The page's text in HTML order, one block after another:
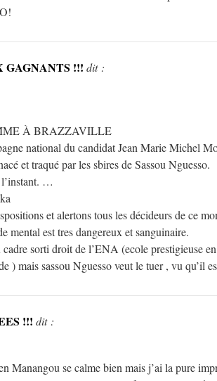
GAGNANTS !!! dit :
À BRAZZAVILLE
national du candidat Jean Marie Michel
et traqué par les sbires de Sassou Nguesso.
l’instant. …
et alertons tous les décideurs de ce
mental est tres dangereux et sanguinaire.
sorti droit de l’ENA (ecole prestigieuse
) mais sassou Nguesso veut le tuer , vu qu’il
!!! dit :
Manangou se calme bien mais j’ai la pure